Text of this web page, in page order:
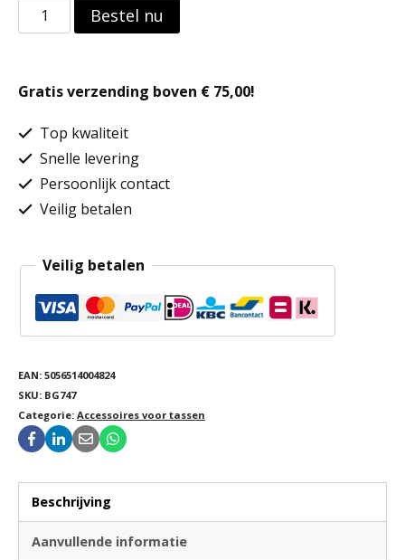
Sleutelhanger
met
Boutique
aantal
Bestel nu
Gratis verzending boven € 75,00!
Top kwaliteit
Snelle levering
Persoonlijk contact
Veilig betalen
Veilig betalen
EAN: 5056514004824
SKU: BG747
Categorie: Accessoires voor tassen
Beschrijving
Aanvullende informatie